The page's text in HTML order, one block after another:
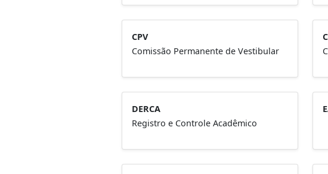
CPV
Comissão Permanente de Vestibular
DERCA
Registro e Controle Acadêmico